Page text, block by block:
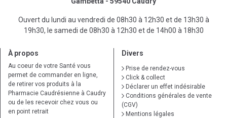
Ouvert du lundi au vendredi de 08h30 à 12h30 et de 13h30 à
19h30, le samedi de 08h30 à 12h30 et de 14h00 à 18h30
À propos
Au coeur de votre Santé vous
permet de commander en ligne,
de retirer vos produits à la
Pharmacie Caudrésienne à Caudry
ou de les recevoir chez vous ou
en point retrait
Divers
Prise de rendez-vous
Click & collect
Déclarer un effet indésirable
Conditions générales de vente
(CGV)
Mentions légales